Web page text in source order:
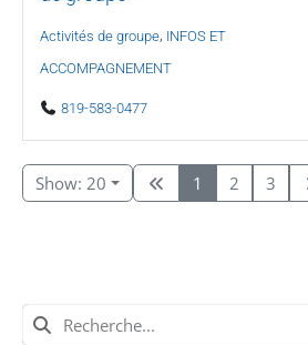
Activités de groupe, INFOS ET
ACCOMPAGNEMENT
819-583-0477
Show: 20 1 2 3